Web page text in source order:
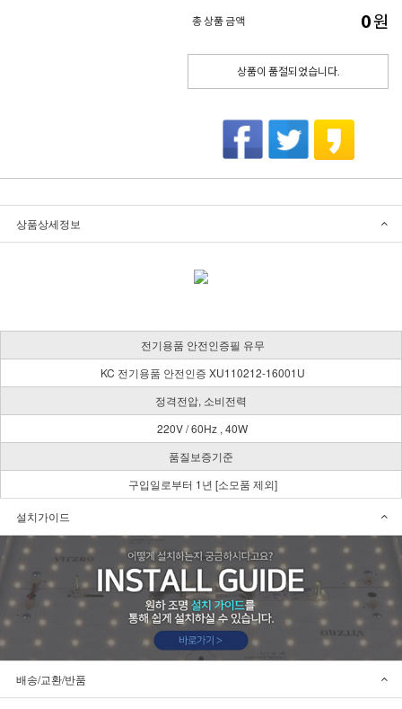
총 상품 금액 0원
상품이 품절되었습니다.
상품상세정보
전기용품 안전인증필 유무
KC 전기용품 안전인증 XU110212-16001U
정격전압, 소비전력
220V / 60Hz , 40W
품질보증기준
구입일로부터 1년 [소모품 제외]
설치가이드
배송/교환/반품